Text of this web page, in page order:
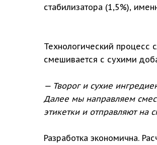
стабилизатора (1,5%),
Технологический процесс
смешивается с сухими
— Творог и сухие
Далее мы направляем
этикетки и отправляют на
Разработка экономична.